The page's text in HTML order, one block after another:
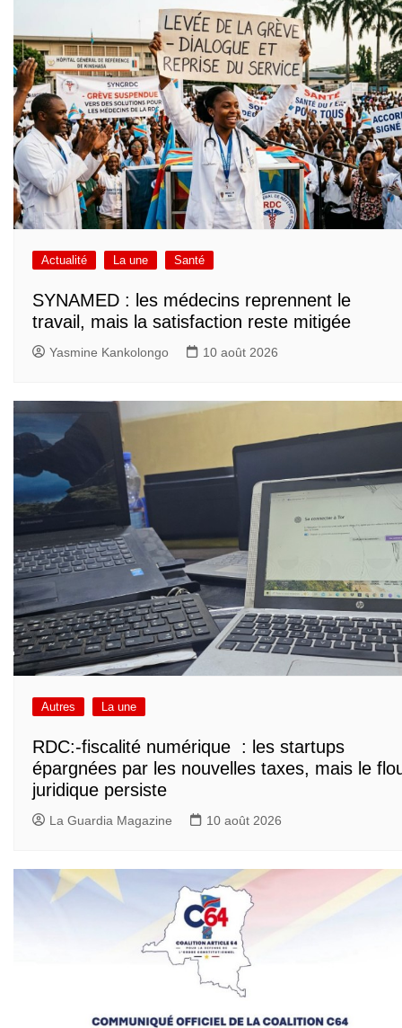
Actualité La une Santé
SYNAMED : les médecins reprennent le
travail, mais la satisfaction reste mitigée
Yasmine Kankolongo 10 août 2026
Autres La une
RDC:-fiscalité numérique : les startups
épargnées par les nouvelles taxes, mais le
juridique persiste
La Guardia Magazine 10 août 2026